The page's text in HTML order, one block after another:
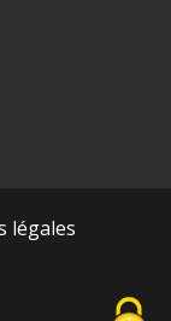
légales